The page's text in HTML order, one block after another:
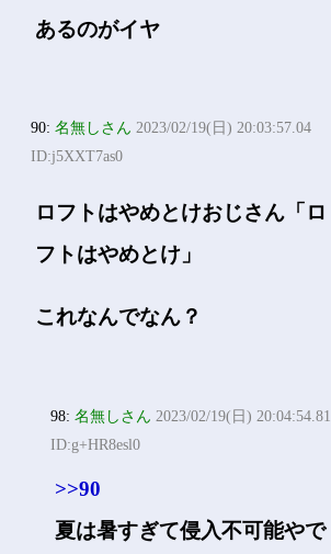
あるのがイヤ
90:名無しさん 2023/02/19(日) 20:03:57.04
ID:j5XXT7as0
ロフトはやめとけおじさん「ロ
フトはやめとけ」
これなんでなん？
98:名無しさん 2023/02/19(日) 20:04:54.81
ID:g+HR8esl0
>>90
夏は暑すぎて侵入不可能やで